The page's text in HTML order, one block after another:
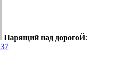
Парящий над дорогоЙ: